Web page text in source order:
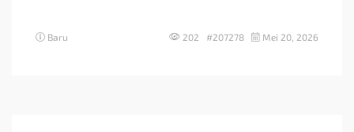
Baru 202 #207278 Mei 20, 2026